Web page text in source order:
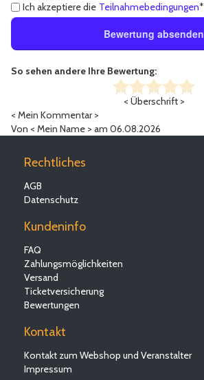
Ich akzeptiere die Teilnahmebedingungen*
Bewertung absenden
So sehen andere Ihre Bewertung:
< Überschrift >
< Mein Kommentar >
Von < Mein Name > am 06.08.2026
Rechtliches
AGB
Datenschutz
Kundeninfo
FAQ
Zahlungsmöglichkeiten
Versand
Ticketversicherung
Bewertungen
Kontakt
Kontakt zum Webshop und Veranstalter
Impressum